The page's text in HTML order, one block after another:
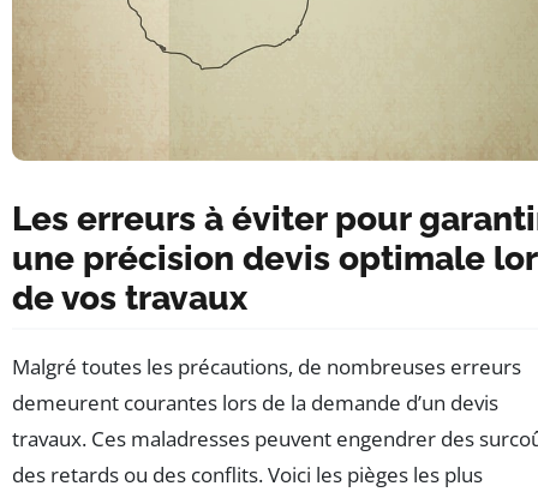
Les erreurs à éviter pour
une précision devis optimale
de vos travaux
Malgré toutes les précautions, de nombreuses erreurs
demeurent courantes lors de la demande d’un devis
travaux. Ces maladresses peuvent engendrer des
des retards ou des conflits. Voici les pièges les plus